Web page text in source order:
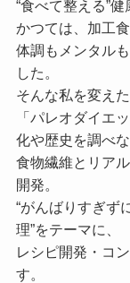
“食べて整える”
かつては、加工
体調もメンタル
した。
そんな私を変え
「パレオダイエ
化や歴史を調べな
食物繊維とリア
開発。
“がんばりすぎず
理”をテーマに、
レシピ開発・コ
す。